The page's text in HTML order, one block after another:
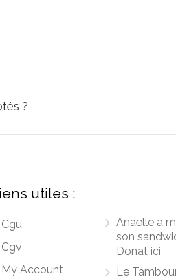
?
utiles :
Cgu
Cgv
My Account
Anaëlle a
son
Donat ici
Le